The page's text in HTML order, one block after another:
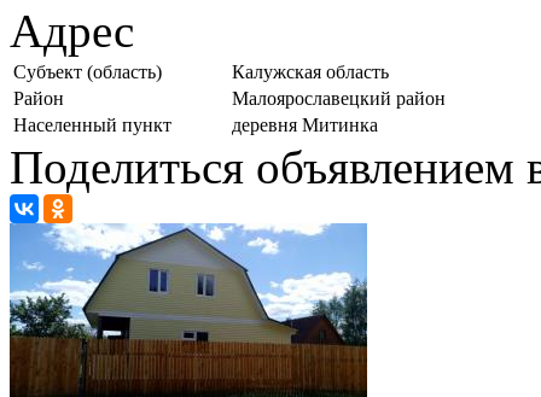
Адрес
Субъект (область)
Калужская область
Район
Малоярославецкий район
Населенный пункт
деревня Митинка
Поделиться объявлением